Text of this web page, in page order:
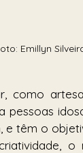
Emillyn
como
pessoas
e têm o